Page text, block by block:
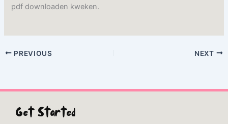
pdf downloaden kweken.
PREVIOUS NEXT
Get Started